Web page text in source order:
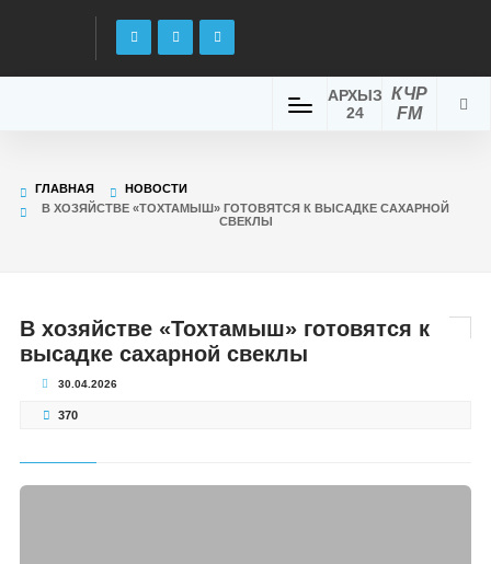
КЧР
FM
АРХЫЗ
24
ГЛАВНАЯ
НОВОСТИ
В ХОЗЯЙСТВЕ «ТОХТАМЫШ» ГОТОВЯТСЯ К ВЫСАДКЕ САХАРНОЙ
СВЕКЛЫ
В хозяйстве «Тохтамыш» готовятся к
высадке сахарной свеклы
30.04.2026
370